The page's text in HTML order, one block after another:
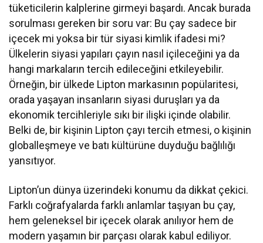
tüketicilerin kalplerine girmeyi başardı. Ancak burada
sorulması gereken bir soru var: Bu çay sadece bir
içecek mi yoksa bir tür siyasi kimlik ifadesi mi?
Ülkelerin siyasi yapıları çayın nasıl içileceğini ya da
hangi markaların tercih edileceğini etkileyebilir.
Örneğin, bir ülkede Lipton markasının popülaritesi,
orada yaşayan insanların siyasi duruşları ya da
ekonomik tercihleriyle sıkı bir ilişki içinde olabilir.
Belki de, bir kişinin Lipton çayı tercih etmesi, o kişinin
globalleşmeye ve batı kültürüne duyduğu bağlılığı
yansıtıyor.
Lipton’un dünya üzerindeki konumu da dikkat çekici.
Farklı coğrafyalarda farklı anlamlar taşıyan bu çay,
hem geleneksel bir içecek olarak anılıyor hem de
modern yaşamın bir parçası olarak kabul ediliyor.